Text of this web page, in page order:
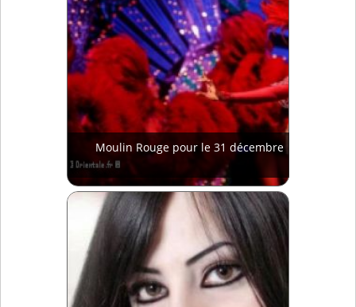
Moulin Rouge pour le 31 décembre